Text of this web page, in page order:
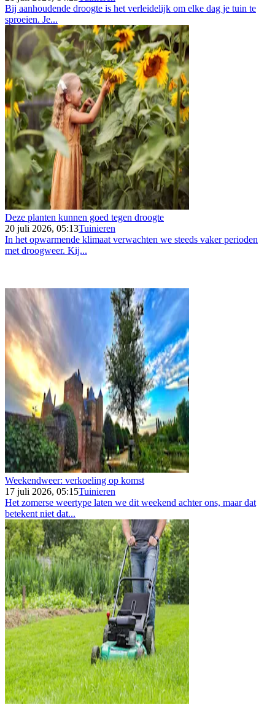
Bij aanhoudende droogte is het verleidelijk om elke dag je tuin te
sproeien. Je...
Deze planten kunnen goed tegen droogte
20 juli 2026, 05:13Tuinieren
In het opwarmende klimaat verwachten we steeds vaker perioden
met droogweer. Kij...
Weekendweer: verkoeling op komst
17 juli 2026, 05:15Tuinieren
Het zomerse weertype laten we dit weekend achter ons, maar dat
betekent niet dat...